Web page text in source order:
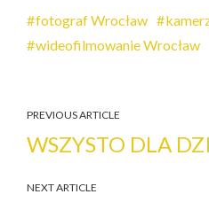
fotograf Wrocław
wideofilmowanie Wrocław
PREVIOUS ARTICLE
WSZYSTO DLA
NEXT ARTICLE